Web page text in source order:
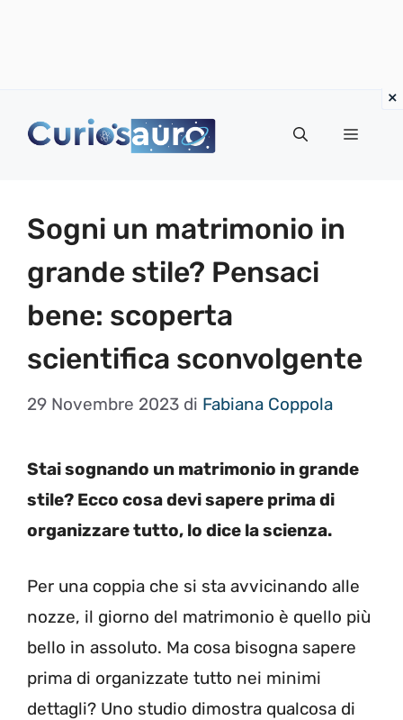
Menu
Sogni un matrimonio in
grande stile? Pensaci
bene: scoperta
scientifica sconvolgente
29 Novembre 2023 di Fabiana Coppola
Stai sognando un matrimonio in grande
stile? Ecco cosa devi sapere prima di
organizzare tutto, lo dice la scienza.
Per una coppia che si sta avvicinando alle
nozze, il giorno del matrimonio è quello più
bello in assoluto. Ma cosa bisogna sapere
prima di organizzate tutto nei minimi
dettagli? Uno studio dimostra qualcosa di